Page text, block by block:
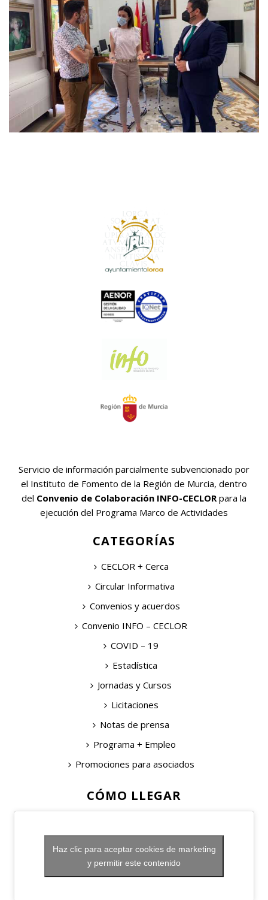
Servicio de información parcialmente subvencionado por
el Instituto de Fomento de la Región de Murcia, dentro
del Convenio de Colaboración INFO-CECLOR para la
ejecución del Programa Marco de Actividades
CATEGORÍAS
CECLOR + Cerca
Circular Informativa
Convenios y acuerdos
Convenio INFO – CECLOR
COVID – 19
Estadística
Jornadas y Cursos
Licitaciones
Notas de prensa
Programa + Empleo
Promociones para asociados
CÓMO LLEGAR
Haz clic para aceptar cookies de marketing
y permitir este contenido